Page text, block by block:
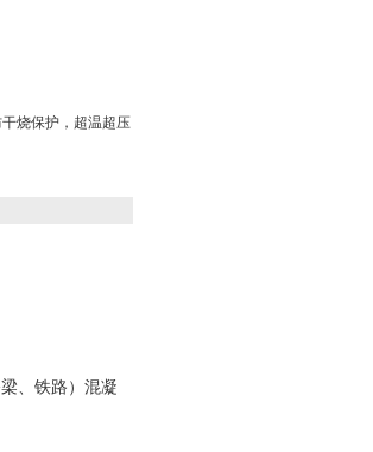
烧保护，超温超压
、铁路）混凝